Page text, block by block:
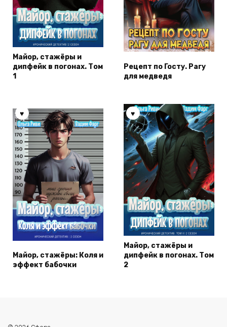
Майор, стажёры и
дипфейк в погонах. Том
1
Рецепт по Госту. Рагу
для медведя
Майор, стажёры: Коля и
эффект бабочки
Майор, стажёры и
дипфейк в погонах. Том
2